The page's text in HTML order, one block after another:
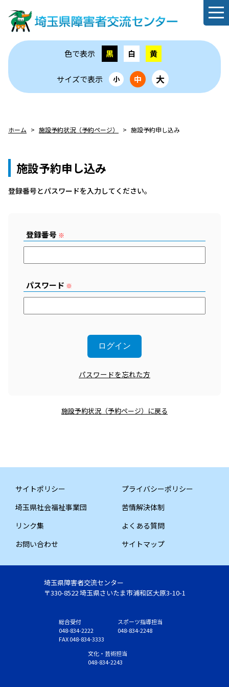
色で表示 黒 白 黄
サイズで表示 小 中 大
ホーム 施設予約状況（予約ページ） 施設予約申し込み
施設予約申し込み
登録番号とパスワードを⼊⼒してください。
登録番号 ※
パスワード ※
パスワードを忘れた方
施設予約状況（予約ページ）に戻る
サイトポリシー
プライバシーポリシー
埼玉県社会福祉事業団
苦情解決体制
リンク集
よくある質問
お問い合わせ
サイトマップ
埼玉県障害者交流センター
〒330-8522 埼玉県さいたま市浦和区大原3-10-1
総合受付
048-834-2222
FAX 048-834-3333
スポーツ指導担当
048-834-2248
文化・芸術担当
048-834-2243